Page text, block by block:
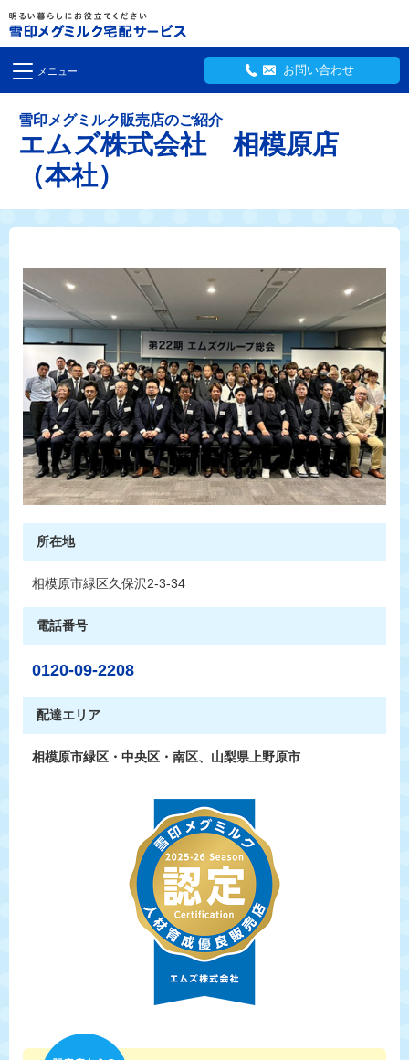
お問い合わせ
メニュー
雪印メグミルク販売店のご紹介
エムズ株式会社 相模原店
（本社）
所在地
相模原市緑区久保沢2-3-34
電話番号
0120-09-2208
配達エリア
相模原市緑区・中央区・南区、山梨県上野原市